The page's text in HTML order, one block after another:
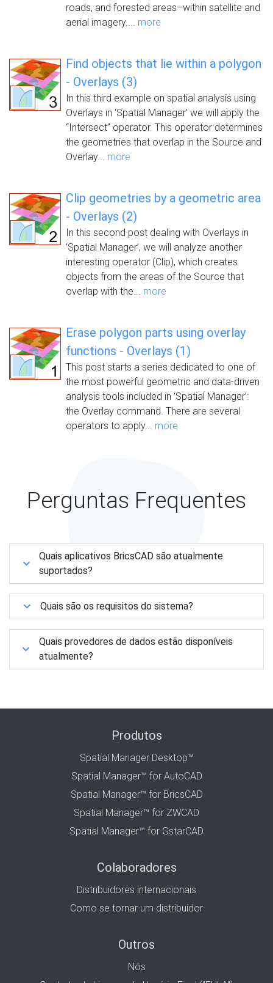
roads, and forested areas–within satellite and
aerial imagery.... more
Find objects that lie within a polygon
- Overlays (3)
In this third example on spatial analysis using
Overlays in ‘Spatial Manager’ we will apply the
“Intersect” operator. This operator determines
the geometries that overlap in the Source and
Overlay... more
Clip geometries by a geometric area
- Overlays (2)
In this second post dealing with Overlays in
‘Spatial Manager’, we will analyze another
interesting operator (Clip), which creates
objects from the areas of the Source that
overlap with the... more
Erase polygon parts using overlay
functions - Overlays (1)
This post starts a series dedicated to one of
the most powerful geometric and data-driven
analysis tools included in ‘Spatial Manager’:
the Overlay command. There are several
operators to apply... more
Perguntas Frequentes
Quais aplicativos BricsCAD são atualmente
suportados?
Quais são os requisitos do sistema?
Quais provedores de dados estão disponíveis
atualmente?
Produtos
Spatial Manager Desktop™
Spatial Manager™ for AutoCAD
Spatial Manager™ for BricsCAD
Spatial Manager™ for ZWCAD
Spatial Manager™ for GstarCAD
Colaboradores
Distribuidores internacionais
Como se tornar um distribuidor
Outros
Nós